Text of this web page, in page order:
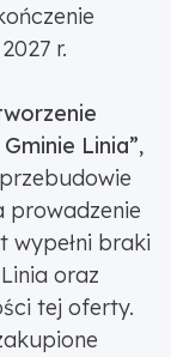
r.
Linia”,
prowadzenie
wypełni braki
oraz
tej oferty.